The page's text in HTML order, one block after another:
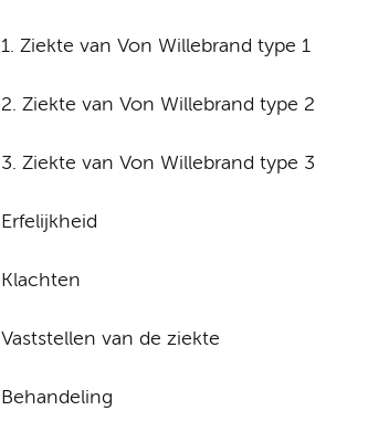
1. Ziekte van Von Willebrand type 1
2. Ziekte van Von Willebrand type 2
3. Ziekte van Von Willebrand type 3
Erfelijkheid
Klachten
Vaststellen van de ziekte
Behandeling